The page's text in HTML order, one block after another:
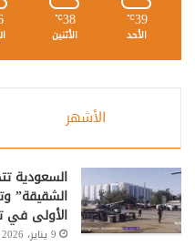
39
℃
الأحد
38
℃
الأثنين
الأشهر
السعودية
الشقيقة”
الأولى في
9 يناير، 2026